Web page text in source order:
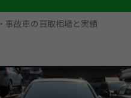
事故車の買取相場と実績